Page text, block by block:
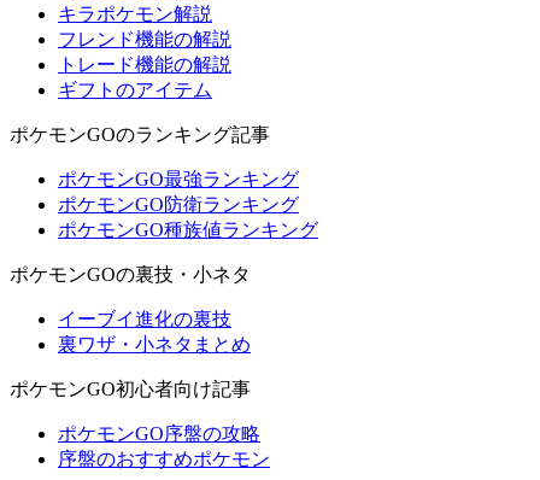
キラポケモン解説
フレンド機能の解説
トレード機能の解説
ギフトのアイテム
ポケモンGOのランキング記事
ポケモンGO最強ランキング
ポケモンGO防衛ランキング
ポケモンGO種族値ランキング
ポケモンGOの裏技・小ネタ
イーブイ進化の裏技
裏ワザ・小ネタまとめ
ポケモンGO初心者向け記事
ポケモンGO序盤の攻略
序盤のおすすめポケモン